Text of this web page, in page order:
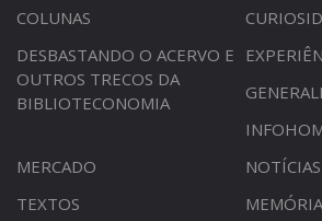
COLUNAS
DESBASTANDO O ACERVO E
OUTROS TRECOS DA
BIBLIOTECONOMIA
MERCADO
NOTÍCIAS
TEXTOS
MEMÓRIA